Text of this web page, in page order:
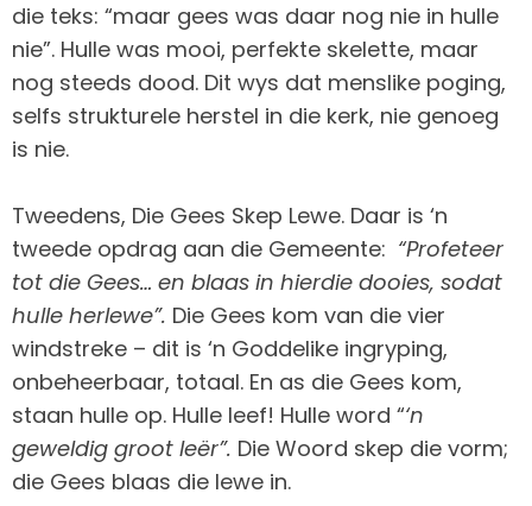
die teks: “maar gees was daar nog nie in hulle
nie”. Hulle was mooi, perfekte skelette, maar
nog steeds dood. Dit wys dat menslike poging,
selfs strukturele herstel in die kerk, nie genoeg
is nie.
Tweedens, Die Gees Skep Lewe. Daar is ‘n
tweede opdrag aan die Gemeente: “Profeteer
tot die Gees… en blaas in hierdie dooies, sodat
hulle herlewe”. Die Gees kom van die vier
windstreke – dit is ‘n Goddelike ingryping,
onbeheerbaar, totaal. En as die Gees kom,
staan hulle op. Hulle leef! Hulle word “‘n
geweldig groot leër”. Die Woord skep die vorm;
die Gees blaas die lewe in.